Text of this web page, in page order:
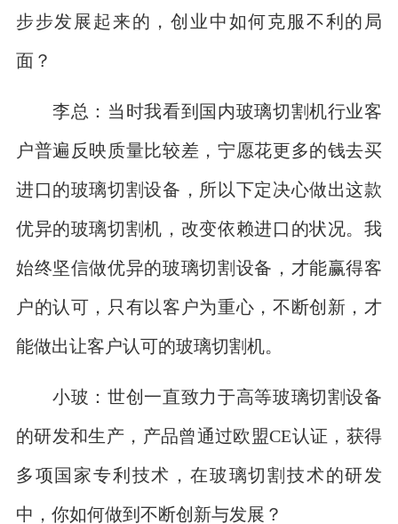
步步发展起来的，创业中如何克服不利的局
面？
李总：当时我看到国内玻璃切割机行业客
户普遍反映质量比较差，宁愿花更多的钱去买
进口的玻璃切割设备，所以下定决心做出这款
优异的玻璃切割机，改变依赖进口的状况。我
始终坚信做优异的玻璃切割设备，才能赢得客
户的认可，只有以客户为重心，不断创新，才
能做出让客户认可的玻璃切割机。
小玻：世创一直致力于高等玻璃切割设备
的研发和生产，产品曾通过欧盟CE认证，获得
多项国家专利技术，在玻璃切割技术的研发
中，你如何做到不断创新与发展？